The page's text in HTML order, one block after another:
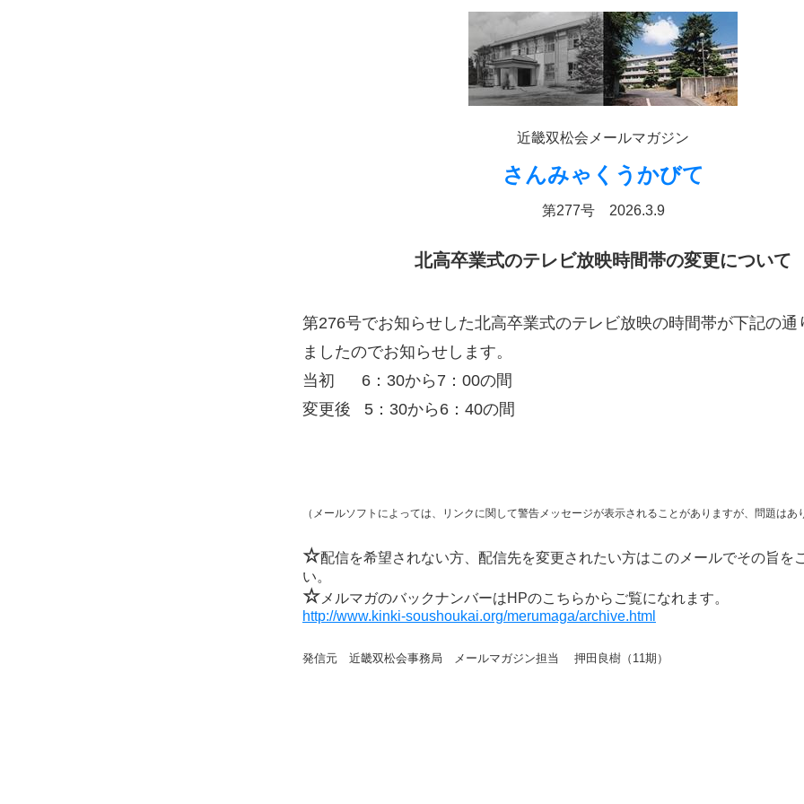
近畿双松会メールマガジン
さんみゃくうかびて
第277号 2026.3.9
北高卒業式のテレビ放映時間帯の変更について
第276号でお知らせした北高卒業式のテレビ放映の時間帯が下記の通
ましたのでお知らせします。
当初 6：30から7：00の間
変更後 5：30から6：40の間
（メールソフトによっては、リンクに関して警告メッセージが表示されることがありますが、問題はあ
☆配信を希望されない方、配信先を変更されたい方はこのメールでその旨を
い。
☆ メルマガのバックナンバーはHPのこちらからご覧になれます。
http://www.kinki-soushoukai.org/merumaga/archive.html
発信元 近畿双松会事務局 メールマガジン担当 押田良樹（11期）